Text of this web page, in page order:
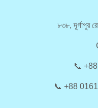
৮৩৮, দূর্গাপুর
📞
📞 +88